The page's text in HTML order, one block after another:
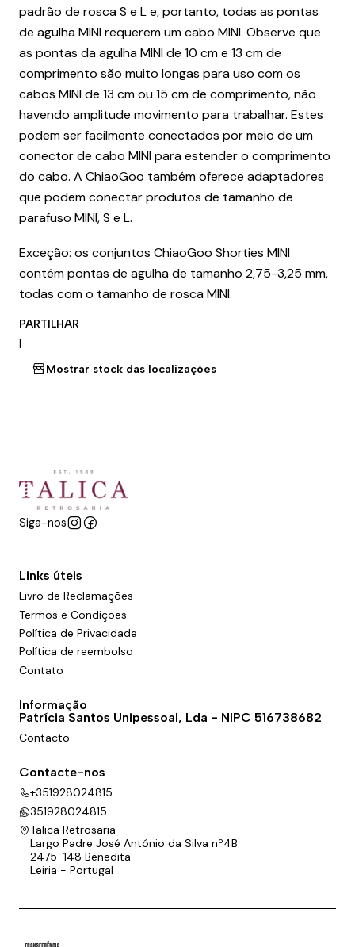
padrão de rosca S e L e, portanto, todas as pontas
de agulha MINI requerem um cabo MINI. Observe que
as pontas da agulha MINI de 10 cm e 13 cm de
comprimento são muito longas para uso com os
cabos MINI de 13 cm ou 15 cm de comprimento, não
havendo amplitude movimento para trabalhar. Estes
podem ser facilmente conectados por meio de um
conector de cabo MINI para estender o comprimento
do cabo. A ChiaoGoo também oferece adaptadores
que podem conectar produtos de tamanho de
parafuso MINI, S e L.
Exceção: os conjuntos ChiaoGoo Shorties MINI
contêm pontas de agulha de tamanho 2,75-3,25 mm,
todas com o tamanho de rosca MINI.
PARTILHAR
|
Mostrar stock das localizações
Siga-nos
Links úteis
Livro de Reclamações
Termos e Condições
Política de Privacidade
Política de reembolso
Contato
Informação
Patrícia Santos Unipessoal, Lda - NIPC 516738682
Contacto
Contacte-nos
+351928024815
351928024815
Talica Retrosaria
Largo Padre José António da Silva nº4B
2475-148 Benedita
Leiria - Portugal